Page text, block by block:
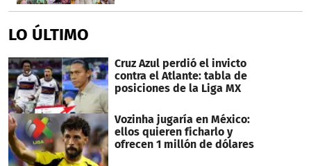
LO ÚLTIMO
Cruz Azul perdió el invicto
contra el Atlante: tabla de
posiciones de la Liga MX
Vozinha jugaría en México:
ellos quieren ficharlo y
ofrecen 1 millón de dólares